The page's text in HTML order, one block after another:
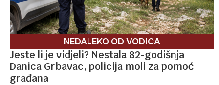
NEDALEKO OD VODICA
Jeste li je vidjeli? Nestala 82-godišnja
Danica Grbavac, policija moli za pomoć
građana